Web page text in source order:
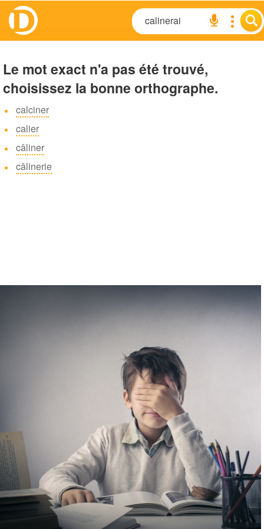
Le mot exact n'a pas été trouvé,
choisissez la bonne orthographe.
calciner
calier
câliner
câlinerie